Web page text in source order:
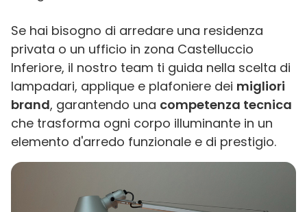
Se hai bisogno di arredare una residenza
privata o un ufficio in zona Castelluccio
Inferiore, il nostro team ti guida nella scelta di
lampadari, applique e plafoniere dei migliori
brand, garantendo una competenza tecnica
che trasforma ogni corpo illuminante in un
elemento d'arredo funzionale e di prestigio.